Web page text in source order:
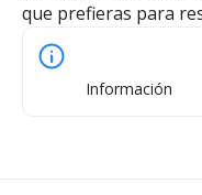
que prefieras para
Información